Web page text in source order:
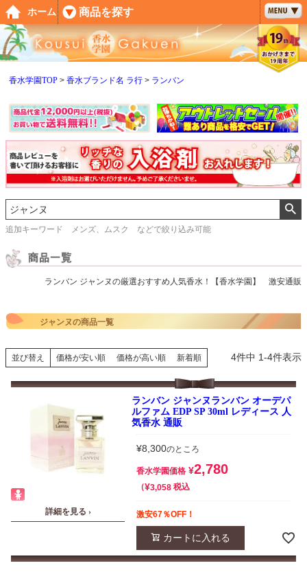
香水学園TOP 香水ブランド名 ラ行 ランバン
追加キーワード メンズ、ムスク などで絞り込み可能
ランバン ジャンヌの厳選おすすめ人気香水！【香水学園】 激安通販
ジャンヌの商品一覧
並び替え 価格が安い順 価格が高い順 新着順 4件中 1-4件表示
詳細を見る ›
ランバン ジャンヌランバン オーデパ
ルファム EDP SP 30ml レディース 人
気香水 通販
¥8,300のところ
香水学園価格 ¥2,780
¥3,058 税込
激安67％OFF！
カートに入れる
ペー
ジト
ップ
へ
ホーム 商品を探す